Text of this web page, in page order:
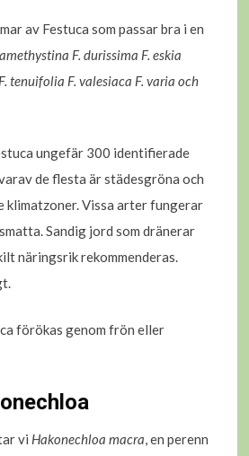
av Festuca som passar bra i en
F. durissima F. eskia
tenuifolia F. valesiaca F. varia och
ungefär 300 identifierade
de flesta är städesgröna och
klimatzoner. Vissa arter fungerar
Sandig jord som dränerar
näringsrik rekommenderas.
förökas genom frön eller
vi Hakonechloa macra, en perenn